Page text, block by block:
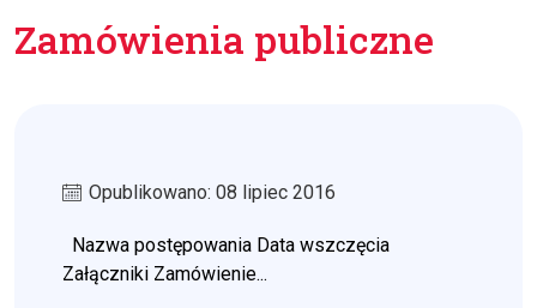
Zamówienia publiczne
Opublikowano: 08 lipiec 2016
Nazwa postępowania Data wszczęcia
Załączniki Zamówienie...